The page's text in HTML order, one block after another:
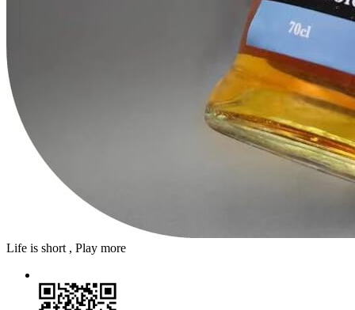
Life is short , Play more